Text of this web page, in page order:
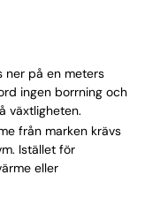
ner på en meters
ingen borrning och
växtligheten.
från marken krävs
Istället för
eller